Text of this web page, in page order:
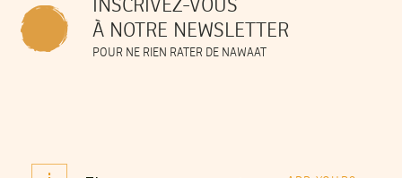
INSCRIVEZ-VOUS
À NOTRE NEWSLETTER
POUR NE RIEN RATER DE NAWAAT